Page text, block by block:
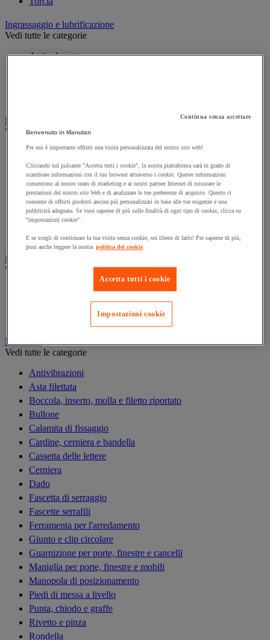
Ingrassaggio e lubrificazione
Vedi tutte le categorie
Anti-aderente
Marcatura
Vedi tutte le categorie
Incisione
Marcatura industriale
Marcatura permanente
Marcatura temporanea
Nastro adesivo di marcatura
Reperimento
Segnaletica in magazzino
Materiali per la finitura e l'edilizia
Vedi tutte le categorie
Cemento, calcestruzzo e conglomerato bituminoso
Colla e pareti da pavimento
Minuteria
Vedi tutte le categorie
Antivibrazioni
Asta filettata
Boccola, inserto, molla e filetto riportato
Bullone
Calamita di fissaggio
Cardine, cerniera e bandella
Cassetta delle lettere
Cerniera
Dado
Fascetta di serraggio
Fascette serrafili
Ferramenta per l'arredamento
Giunto e clip circolare
Guarnizione per porte, finestre e cancelli
Maniglia per porte, finestre e mobili
Manopola di posizionamento
Piedi di messa a livello
Punta, chiodo e graffe
Rivetto e pinza
Rondella
Continua senza accettare
Benvenuto in Manutan
Per noi è importante offrirti una visita personalizzata del nostro sito web!
Cliccando sul pulsante "Accetta tutti i cookie", la nostra piattaforma sarà in grado di
scambiare informazioni con il tuo browser attraverso i cookie. Queste informazioni
consentono al nostro team di marketing e ai nostri partner Internet di misurare le
prestazioni del nostro sito Web e di analizzare le tue preferenze di acquisto. Questo ci
consente di offrirti prodotti ancora più personalizzati in base alle tue esigenze e una
pubblicità adeguata. Se vuoi saperne di più sulle finalità di ogni tipo di cookie, clicca su
"impostazioni cookie".
E se scegli di continuare la tua visita senza cookie, sei libero di farlo! Per saperne di più,
puoi anche leggere la nostra politica dei cookie
Accetta tutti i cookie
Impostazioni cookie